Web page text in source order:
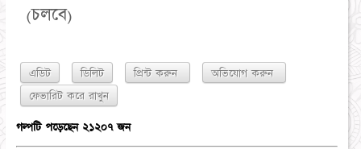
(চলবে)
এডিট ডিলিট প্রিন্ট করুন অভিযোগ করুন
গল্পটি পড়েছেন ২১২০৭ জন